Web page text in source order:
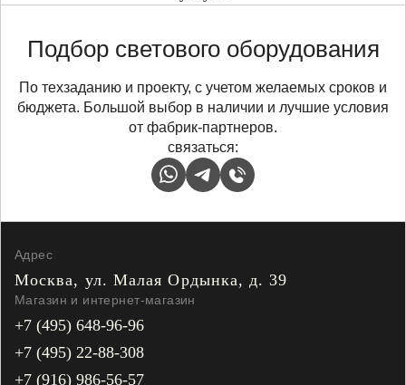
Подбор светового оборудования
По техзаданию и проекту, с учетом желаемых сроков и
бюджета. Большой выбор в наличии и лучшие условия
от фабрик-партнеров.
связаться:
Адрес
Москва, ул. МалаяОрдынка, д. 39
Магазин и интернет-магазин
+7 (495) 648-96-96
+7 (495) 22-88-308
+7 (916) 986-56-57